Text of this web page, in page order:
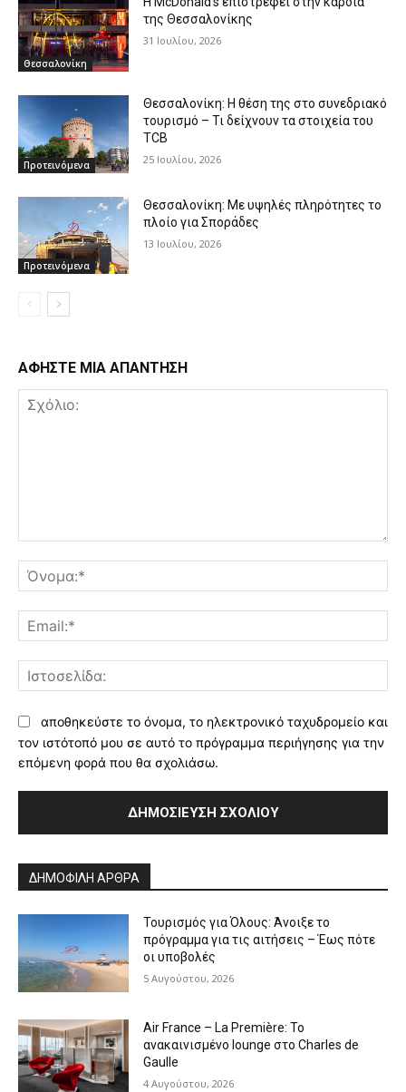
Θεσσαλονίκη
της Θεσσαλονίκης
31 Ιουλίου, 2026
Προτεινόμενα
Θεσσαλονίκη: Η θέση της στο συνεδριακό
τουρισμό – Τι δείχνουν τα στοιχεία του
TCB
25 Ιουλίου, 2026
Προτεινόμενα
Θεσσαλονίκη: Με υψηλές πληρότητες το
πλοίο για Σποράδες
13 Ιουλίου, 2026
ΑΦΗΣΤΕ ΜΙΑ ΑΠΑΝΤΗΣΗ
αποθηκεύστε το όνομα, το ηλεκτρονικό ταχυδρομείο και
τον ιστότοπό μου σε αυτό το πρόγραμμα περιήγησης για την
επόμενη φορά που θα σχολιάσω.
ΔΗΜΟΦΙΛΗ ΑΡΘΡΑ
Τουρισμός για Όλους: Άνοιξε το
πρόγραμμα για τις αιτήσεις – Έως πότε
οι υποβολές
5 Αυγούστου, 2026
Air France – La Première: Το
ανακαινισμένο lounge στο Charles de
Gaulle
4 Αυγούστου, 2026